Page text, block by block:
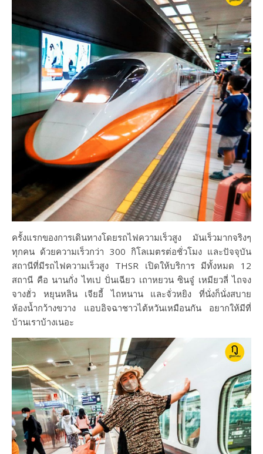
ครั้งแรกของการเดินทางโดยรถไฟความเร็วสูง มันเร็วมากจริงๆ
ทุกคน ด้วยความเร็วกว่า 300 กิโลเมตรต่อชั่วโมง และปัจจุบัน
สถานีที่มีรถไฟความเร็วสูง THSR เปิดให้บริการ มีทั้งหมด 12
สถานี คือ นานกั่ง ไทเป ปั่นเฉียว เถาหยวน ซินจู๋ เหมียวลี่ ไถจง
จางฮั่ว หยุนหลิน เจียอี้ ไถหนาน และจั่วหยิง ที่นั่งก็นั่งสบาย
ห้องน้ำกว้างขวาง แอบอิจฉาชาวไต้หวันเหมือนกัน อยากให้มีที่
บ้านเราบ้างเนอะ